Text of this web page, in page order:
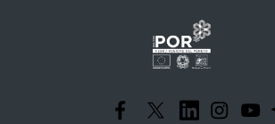
Operativo
Regionale